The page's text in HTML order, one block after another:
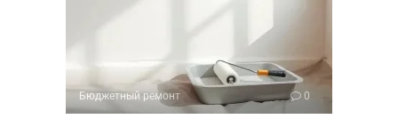
Бюджетный ремонт 0